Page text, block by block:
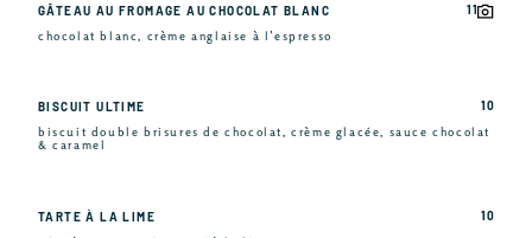
GÂTEAU AU FROMAGE AU CHOCOLAT BLANC
chocolat blanc, crème anglaise à l’espresso
11
BISCUIT ULTIME
biscuit double brisures de chocolat, crème glacée, sauce chocolat
& caramel
10
TARTE À LA LIME 10